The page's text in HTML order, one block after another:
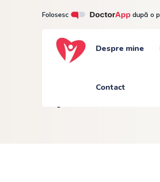
Folosesc după o
Despre mine
Contact
Tag: infarct